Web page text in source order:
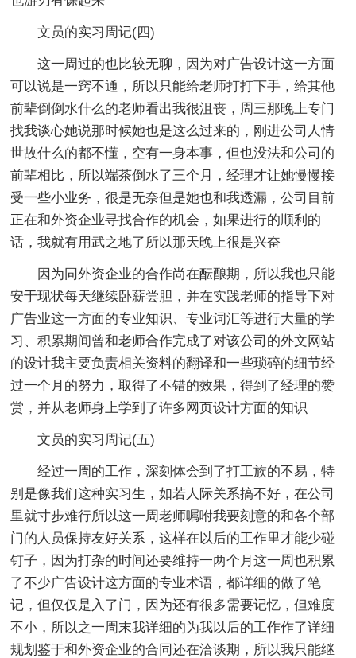
文员的实习周记(四)
这一周过的也比较无聊，因为对广告设计这一方面
可以说是一窍不通，所以只能给老师打打下手，给其他
前辈倒倒水什么的老师看出我很沮丧，周三那晚上专门
找我谈心她说那时候她也是这么过来的，刚进公司人情
世故什么的都不懂，空有一身本事，但也没法和公司的
前辈相比，所以端茶倒水了三个月，经理才让她慢慢接
受一些小业务，很是无奈但是她也和我透漏，公司目前
正在和外资企业寻找合作的机会，如果进行的顺利的
话，我就有用武之地了所以那天晚上很是兴奋
因为同外资企业的合作尚在酝酿期，所以我也只能
安于现状每天继续卧薪尝胆，并在实践老师的指导下对
广告业这一方面的专业知识、专业词汇等进行大量的学
习、积累期间曾和老师合作完成了对该公司的外文网站
的设计我主要负责相关资料的翻译和一些琐碎的细节经
过一个月的努力，取得了不错的效果，得到了经理的赞
赏，并从老师身上学到了许多网页设计方面的知识
文员的实习周记(五)
经过一周的工作，深刻体会到了打工族的不易，特
别是像我们这种实习生，如若人际关系搞不好，在公司
里就寸步难行所以这一周老师嘱咐我要刻意的和各个部
门的人员保持友好关系，这样在以后的工作里才能少碰
钉子，因为打杂的时间还要维持一两个月这一周也积累
了不少广告设计这方面的专业术语，都详细的做了笔
记，但仅仅是入了门，因为还有很多需要记忆，但难度
不小，所以之一周末我详细的为我以后的工作作了详细
规划鉴于和外资企业的合同还在洽谈期，所以我只能继